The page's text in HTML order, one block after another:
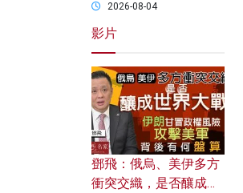
2026-08-04
影片
鄧飛：俄烏、美伊多方
衝突交織，是否釀成世